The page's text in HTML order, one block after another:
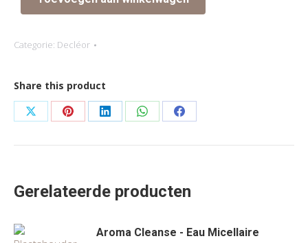
Categorie: Decléor
Share this product
Share
on
Share
on
Share
on
Share
on
Share
on
Gerelateerde producten
Aroma Cleanse - Eau Micellaire